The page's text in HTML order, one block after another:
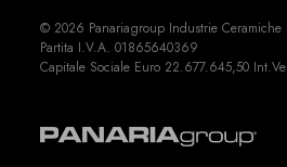
© 2026 Panariagroup Industrie Ceramiche
Partita I.V.A. 01865640369
Capitale Sociale Euro 22.677.645,50